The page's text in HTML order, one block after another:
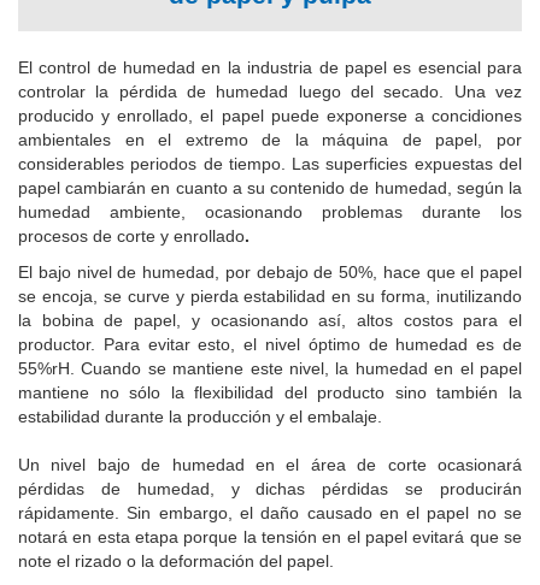
El control de humedad en la industria de papel es esencial para
controlar la pérdida de humedad luego del secado. Una vez
producido y enrollado, el papel puede exponerse a concidiones
ambientales en el extremo de la máquina de papel, por
considerables periodos de tiempo. Las superficies expuestas del
papel cambiarán en cuanto a su contenido de humedad, según la
humedad ambiente, ocasionando problemas durante los
procesos de corte y enrollado.
El bajo nivel de humedad, por debajo de 50%, hace que el papel
se encoja, se curve y pierda estabilidad en su forma, inutilizando
la bobina de papel, y ocasionando así, altos costos para el
productor. Para evitar esto, el nivel óptimo de humedad es de
55%rH. Cuando se mantiene este nivel, la humedad en el papel
mantiene no sólo la flexibilidad del producto sino también la
estabilidad durante la producción y el embalaje.
Un nivel bajo de humedad en el área de corte ocasionará
pérdidas de humedad, y dichas pérdidas se producirán
rápidamente. Sin embargo, el daño causado en el papel no se
notará en esta etapa porque la tensión en el papel evitará que se
note el rizado o la deformación del papel.